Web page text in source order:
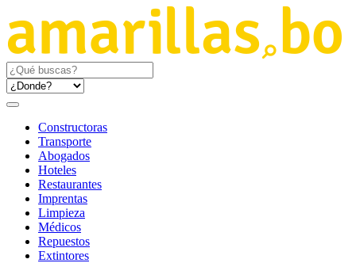
Constructoras
Transporte
Abogados
Hoteles
Restaurantes
Imprentas
Limpieza
Médicos
Repuestos
Extintores